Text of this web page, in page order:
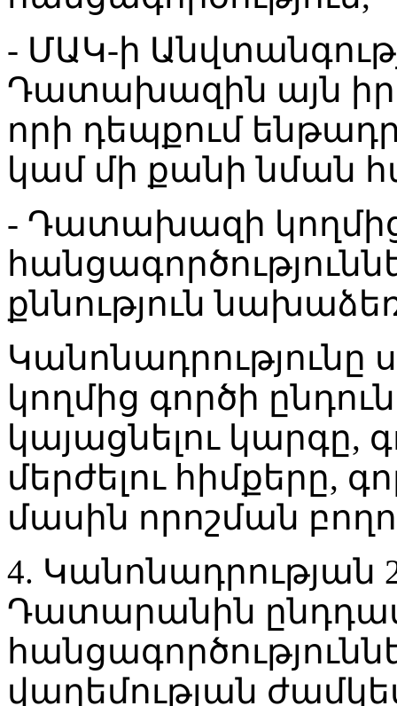
- ՄԱԿ-ի
Դատախազին այն
որի դեպքում
կամ մի քանի նման
- Դատախազի
քննություն
կողմից գործի
կայացնելու կարգը,
մերժելու հիմքերը,
մասին որոշման
4. Կանոնադրության
Դատարանին
վաղեմության